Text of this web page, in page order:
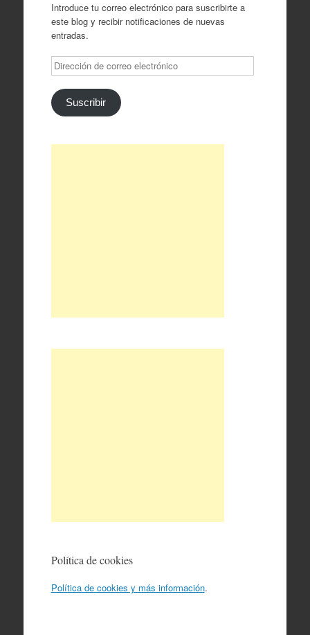
Introduce tu correo electrónico para suscribirte a
este blog y recibir notificaciones de nuevas
entradas.
Dirección
de
correo
electrónico
Suscribir
Política de cookies
Política de cookies y más información.